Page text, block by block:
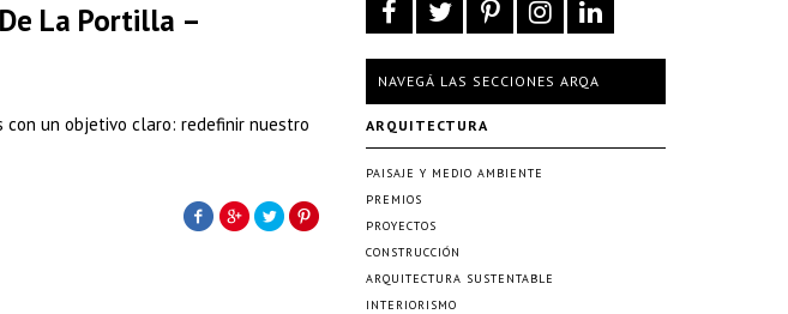
La Portilla –
un objetivo claro: redefinir nuestro
NAVEGÁ LAS SECCIONES ARQA
ARQUITECTURA
PAISAJE Y MEDIO AMBIENTE
PREMIOS
PROYECTOS
CONSTRUCCIÓN
ARQUITECTURA SUSTENTABLE
INTERIORISMO